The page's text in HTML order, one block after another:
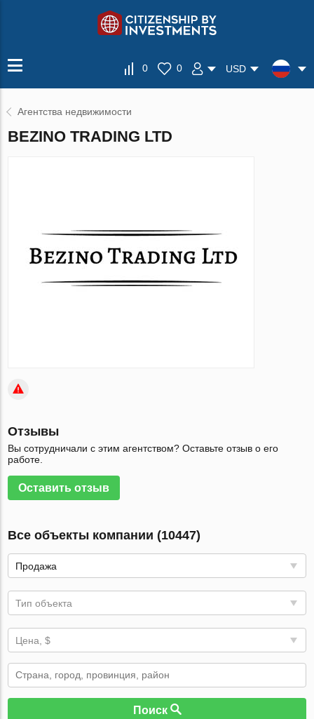
0 0 USD
Агентства недвижимости
BEZINO TRADING LTD
Отзывы
Вы сотрудничали с этим агентством? Оставьте отзыв о его
работе.
Оставить отзыв
Все объекты компании (10447)
Продажа
Тип объекта
Цена, $
Поиск